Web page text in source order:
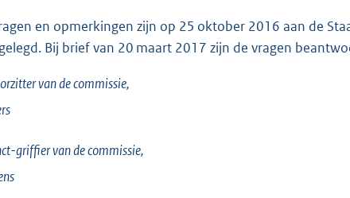
K
b
en opmerkingen zijn op 25 oktober 2016 aan de
Bij brief van 20 maart 2017 zijn de vragen
van de commissie,
griffier van de commissie,